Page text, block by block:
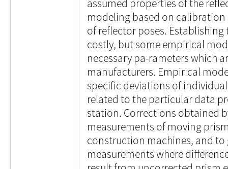
assumed properties of the
modeling based on
of reflector poses.
costly, but some empirical
necessary pa-rameters which
manufacturers. Empirical
specific deviations of
related to the particular data
station. Corrections obtained
measurements of moving
construction machines, and
measurements where